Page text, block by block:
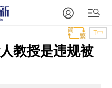
T中
教授是违规被